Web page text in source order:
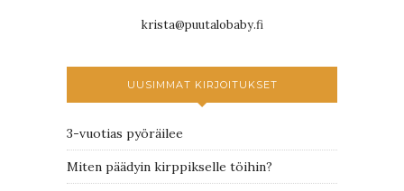
krista@puutalobaby.fi
UUSIMMAT KIRJOITUKSET
3-vuotias pyöräilee
Miten päädyin kirppikselle töihin?